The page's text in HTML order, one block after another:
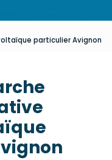
particulier Avignon